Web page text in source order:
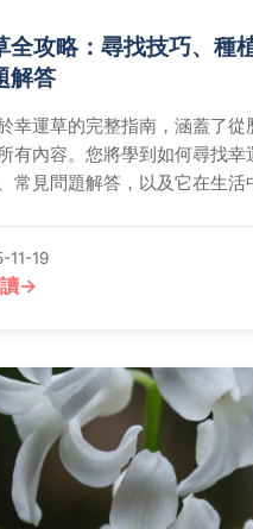
全攻略：尋找技巧、種
解答
幸運草的完整指南，涵蓋了從
有內容。您將學到如何尋找幸
常見問題解答，以及它在生活
11-19